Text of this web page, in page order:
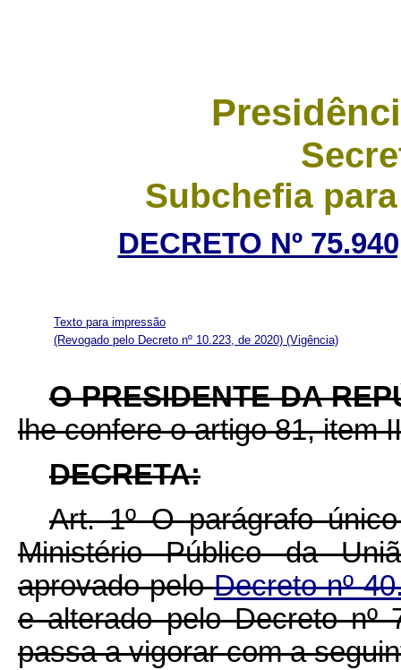
Subchefia
DECRETO Nº
Texto para impressão
(Revogado pelo Decreto nº 10.223, de 2020) (Vigência)
O PRESIDENTE DA
lhe confere o artigo 81, item
DECRETA:
Art. 1º O parágrafo
Ministério Público da
aprovado peloDecreto nº
e alterado pelo Decreto nº
passa a vigorar com a